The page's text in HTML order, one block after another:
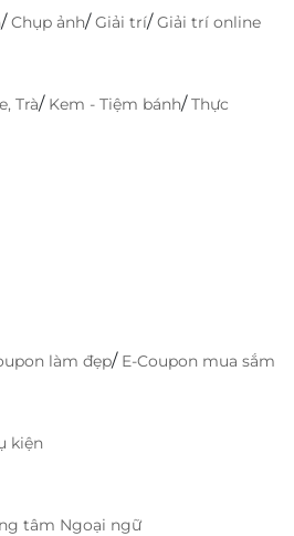
/Chụp ảnh/Giải trí/Giải trí online
Trà/ Kem - Tiệm bánh/Thực
làm đẹp/ E-Coupon mua sắm
kiện
tâm Ngoại ngữ